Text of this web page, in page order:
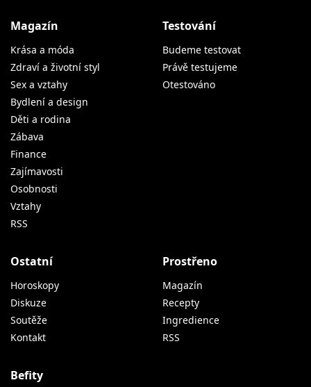
Magazín
Krása a móda
Zdraví a životní styl
Sex a vztahy
Bydlení a design
Děti a rodina
Zábava
Finance
Zajímavosti
Osobnosti
Vztahy
RSS
Testování
Budeme testovat
Právě testujeme
Otestováno
Ostatní
Horoskopy
Diskuze
Soutěže
Kontakt
Prostřeno
Magazín
Recepty
Ingredience
RSS
Befity